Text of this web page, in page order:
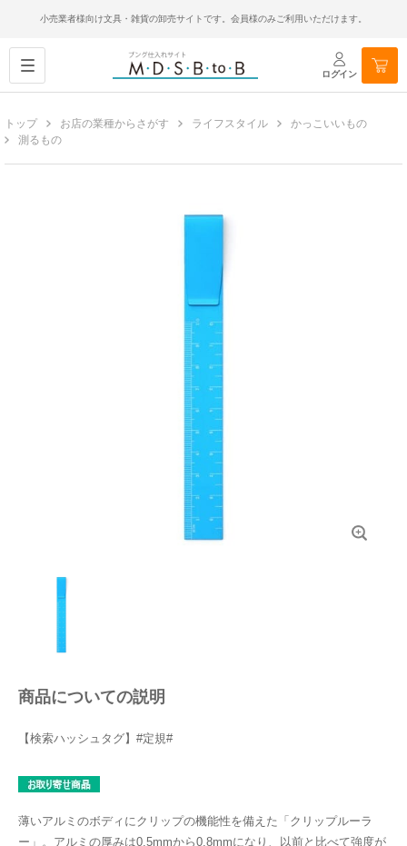
小売業者様向け文具・雑貨の卸売サイトです。会員様のみご利用いただけます。
ログイン
トップ お店の業種からさがす ライフスタイル
かっこいいもの
測るもの
商品についての説明
【検索ハッシュタグ】#定規#
薄いアルミのボディにクリップの機能性を備えた「クリップルーラ
ー」。アルミの厚みは0.5mmから0.8mmになり、以前と比べて強度が